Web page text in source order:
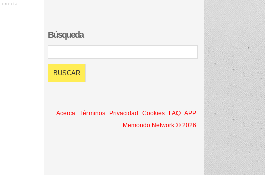
meneame
Búsqueda
Acerca Términos Privacidad Cookies FAQ APP
Memondo Network © 2026